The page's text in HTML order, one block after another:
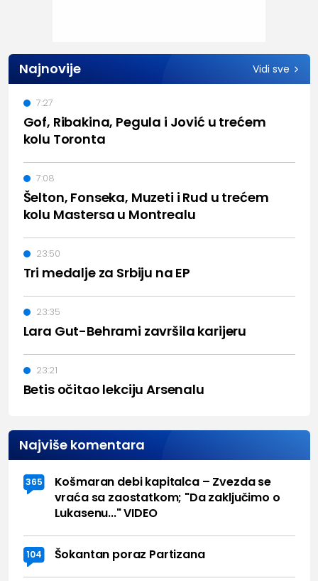
Najnovije Vidi sve
Gof, Ribakina, Pegula i Jović u trećem
kolu Toronta
7:27
Šelton, Fonseka, Muzeti i Rud u trećem
kolu Mastersa u Montrealu
7:08
Tri medalje za Srbiju na EP
23:50
Lara Gut-Behrami završila karijeru
23:35
Betis očitao lekciju Arsenalu
23:21
Najviše komentara
365
Košmaran debi kapitalca – Zvezda se
vraća sa zaostatkom; "Da zaključimo o
Lukasenu..." VIDEO
104 Šokantan poraz Partizana